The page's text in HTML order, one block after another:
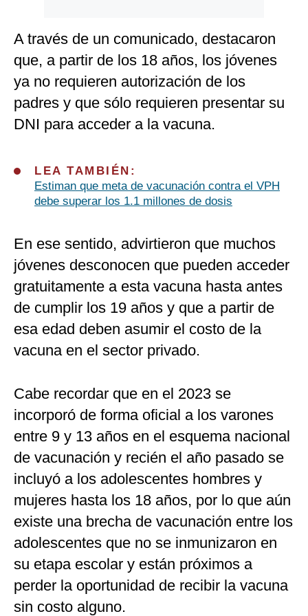
A través de un comunicado, destacaron
que, a partir de los 18 años, los jóvenes
ya no requieren autorización de los
padres y que sólo requieren presentar su
DNI para acceder a la vacuna.
LEA TAMBIÉN:
Estiman que meta de vacunación contra el VPH
debe superar los 1.1 millones de dosis
En ese sentido, advirtieron que muchos
jóvenes desconocen que pueden acceder
gratuitamente a esta vacuna hasta antes
de cumplir los 19 años y que a partir de
esa edad deben asumir el costo de la
vacuna en el sector privado.
Cabe recordar que en el 2023 se
incorporó de forma oficial a los varones
entre 9 y 13 años en el esquema nacional
de vacunación y recién el año pasado se
incluyó a los adolescentes hombres y
mujeres hasta los 18 años, por lo que aún
existe una brecha de vacunación entre los
adolescentes que no se inmunizaron en
su etapa escolar y están próximos a
perder la oportunidad de recibir la vacuna
sin costo alguno.